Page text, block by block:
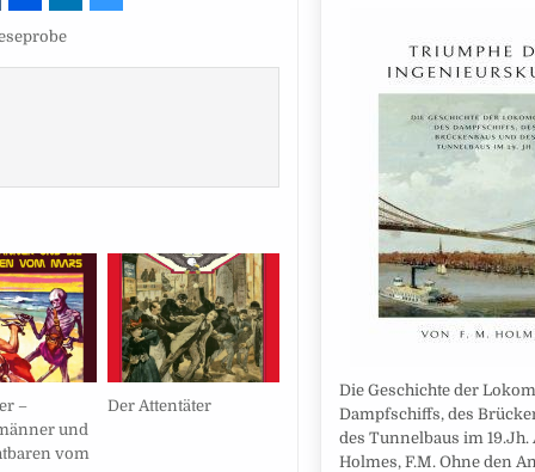
–
und
vom
Der Attentäter
Die Geschichte der
Dampfschiffs, des
des Tunnelbaus im 19.Jh.
Holmes, F.M. Ohne den